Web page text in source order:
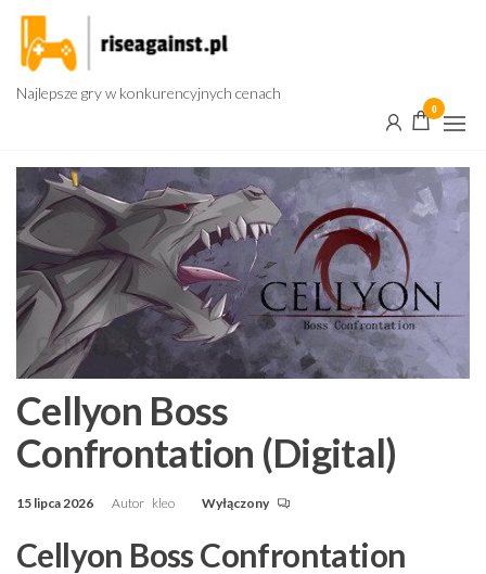
Przejdź
treści
Najlepsze gry w konkurencyjnych cenach
0
Cellyon Boss
Confrontation (Digital)
15 lipca 2026 Autor kleo Wyłączony
Cellyon Boss Confrontation